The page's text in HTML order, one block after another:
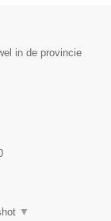
in de provincie
▼